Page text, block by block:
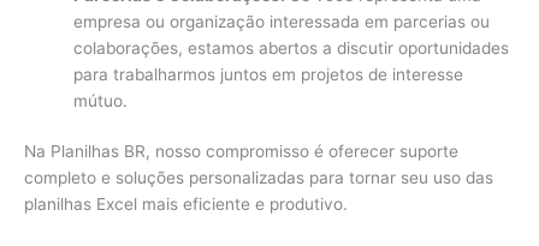
empresa ou organização interessada em parcerias ou
colaborações, estamos abertos a discutir oportunidades
para trabalharmos juntos em projetos de interesse
mútuo.
Na Planilhas BR, nosso compromisso é oferecer suporte
completo e soluções personalizadas para tornar seu uso das
planilhas Excel mais eficiente e produtivo.